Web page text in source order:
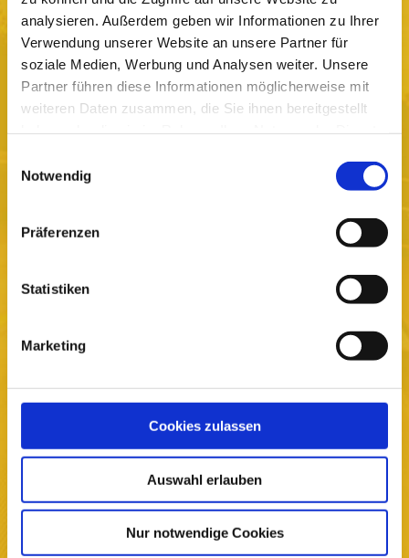
analysieren. Außerdem geben wir Informationen zu Ihrer
Verwendung unserer Website an unsere Partner für
soziale Medien, Werbung und Analysen weiter. Unsere
Partner führen diese Informationen möglicherweise mit
weiteren Daten zusammen, die Sie ihnen bereitgestellt
Notwendig
Präferenzen
Statistiken
Marketing
Cookies zulassen
Auswahl erlauben
Nur notwendige Cookies
Jetzt buchen!
Bestellen oder reservieren Sie Ihren
Funkmietwagen direkt online auf unserer
Webseite. Oder direkt bei uns in der Zentrale.